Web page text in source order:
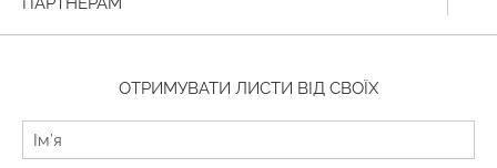
ОТРИМУВАТИ ЛИСТИ ВІД СВОЇХ